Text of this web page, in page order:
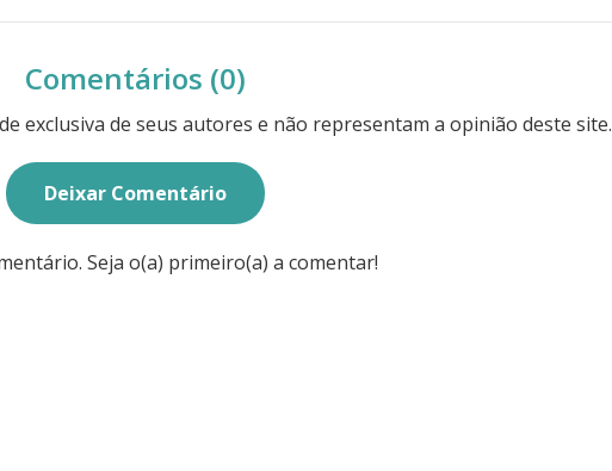
Comentários (0)
exclusiva de seus autores e não representam a opinião deste site.
Deixar Comentário
Seja o(a) primeiro(a) a comentar!